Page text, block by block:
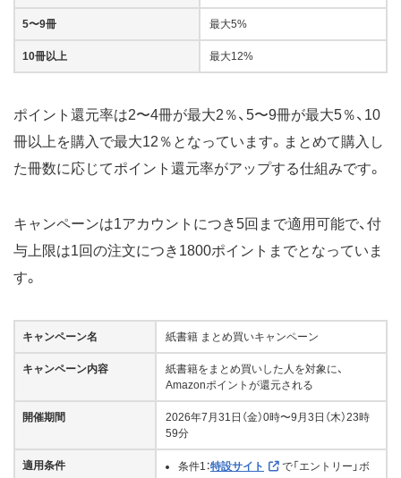
5〜9冊 最大5%
10冊以上 最大12%
ポイント還元率は2〜4冊が最大2％、5〜9冊が最大5％、10
冊以上を購入で最大12％となっています。まとめて購入し
た冊数に応じてポイント還元率がアップする仕組みです。
キャンペーンは1アカウントにつき5回まで適用可能で、付
与上限は1回の注文につき1800ポイントまでとなっていま
す。
キャンペーン名 紙書籍 まとめ買いキャンペーン
キャンペーン内容
紙書籍をまとめ買いした人を対象に、
Amazonポイントが還元される
開催期間
2026年7月31日（金）0時〜9月3日（木）23時
59分
適用条件 条件1：特設サイト
で「エントリー」ボ